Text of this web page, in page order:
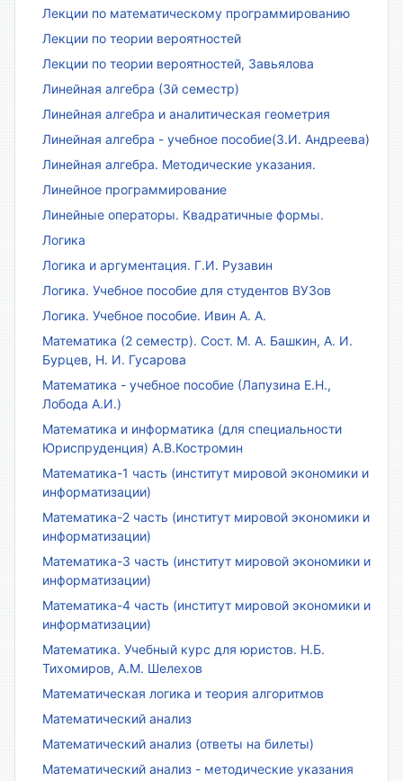
Лекции по математическому программированию
Лекции по теории вероятностей
Лекции по теории вероятностей, Завьялова
Линейная алгебра (3й семестр)
Линейная алгебра и аналитическая геометрия
Линейная алгебра - учебное пособие(З.И. Андреева)
Линейная алгебра. Методические указания.
Линейное программирование
Линейные операторы. Квадратичные формы.
Логика
Логика и аргументация. Г.И. Рузавин
Логика. Учебное пособие для студентов ВУЗов
Логика. Учебное пособие. Ивин А. А.
Математика (2 семестр). Сост. М. А. Башкин, А. И.
Бурцев, Н. И. Гусарова
Математика - учебное пособие (Лапузина Е.Н.,
Лобода А.И.)
Математика и информатика (для специальности
Юриспруденция) А.В.Костромин
Математика-1 часть (институт мировой экономики и
информатизации)
Математика-2 часть (институт мировой экономики и
информатизации)
Математика-3 часть (институт мировой экономики и
информатизации)
Математика-4 часть (институт мировой экономики и
информатизации)
Математика. Учебный курс для юристов. Н.Б.
Тихомиров, А.М. Шелехов
Математическая логика и теория алгоритмов
Математический анализ
Математический анализ (ответы на билеты)
Математический анализ - методические указания